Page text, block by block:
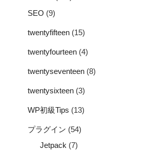
SEO (9)
twentyfifteen (15)
twentyfourteen (4)
twentyseventeen (8)
twentysixteen (3)
WP初級Tips (13)
プラグイン (54)
Jetpack (7)